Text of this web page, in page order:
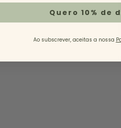
Quero 10% de
Ao subscrever, aceitas a nossa